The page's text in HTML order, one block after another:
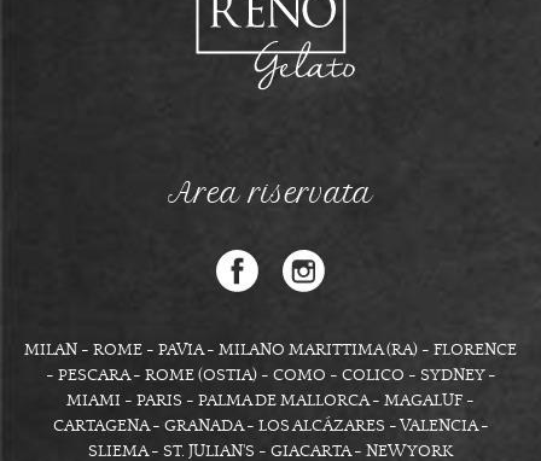
Area riservata
MILAN - ROME - PAVIA - MILANO MARITTIMA (RA) - FLORENCE
- PESCARA - ROME (OSTIA) - COMO - COLICO - SYDNEY -
MIAMI - PARIS - PALMA DE MALLORCA - MAGALUF -
CARTAGENA - GRANADA - LOS ALCÁZARES - VALENCIA -
SLIEMA - ST. JULIAN'S - GIACARTA - NEW YORK